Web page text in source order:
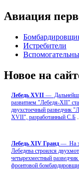
Авиация
Истребители
Новое на
Лебедь ХVII —
развитием "Лебедя-ХII"
двухстоечный разведчик
XVII", разработанный С.Б
Лебедь ХIV Гранд — На
Лебедева строился
четырехместный
фронтовой